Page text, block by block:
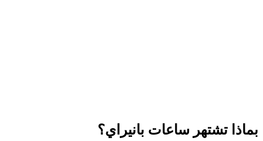
بماذا تشتهر ساعات بانيراي؟